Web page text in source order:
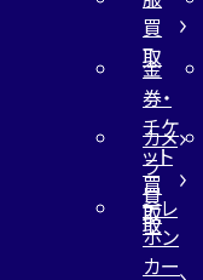
買
取
金
券・
チケ
ット
買
取
カメ
ラ
買
取
テレ
ホン
カー